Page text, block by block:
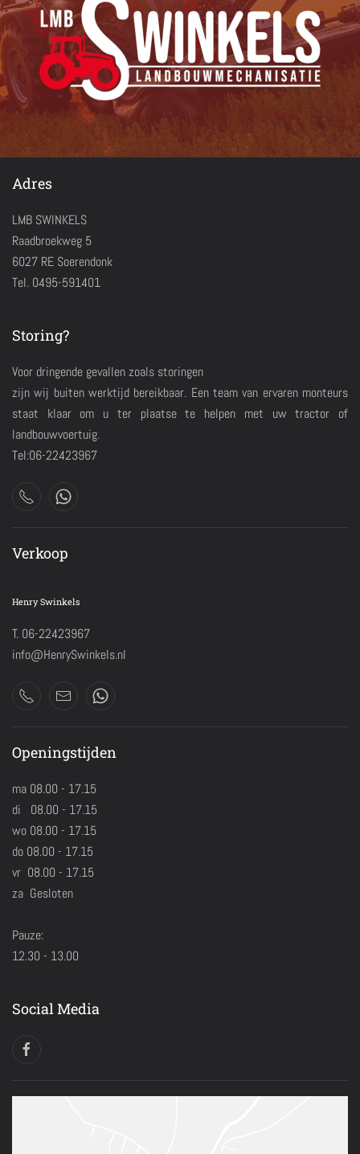
Adres
LMB SWINKELS
Raadbroekweg 5
6027 RE Soerendonk
Tel. 0495-591401
Storing?
Voor dringende gevallen zoals storingen
zijn wij buiten werktijd bereikbaar. Een team van ervaren monteurs
staat klaar om u ter plaatse te helpen met uw tractor of
landbouwvoertuig.
Tel:06-22423967
Verkoop
Henry Swinkels
T. 06-22423967
info@HenrySwinkels.nl
Openingstijden
ma 08.00 - 17.15
di 08.00 - 17.15
wo 08.00 - 17.15
do 08.00 - 17.15
vr 08.00 - 17.15
za Gesloten
Pauze:
12.30 - 13.00
Social Media